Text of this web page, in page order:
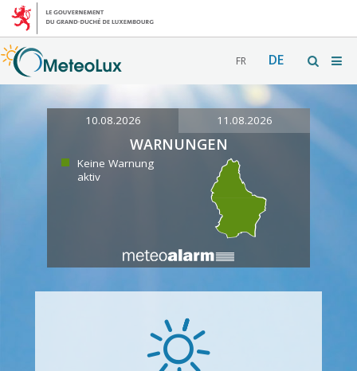
FR DE
10.08.2026 11.08.2026
WARNUNGEN
Keine Warnung
aktiv